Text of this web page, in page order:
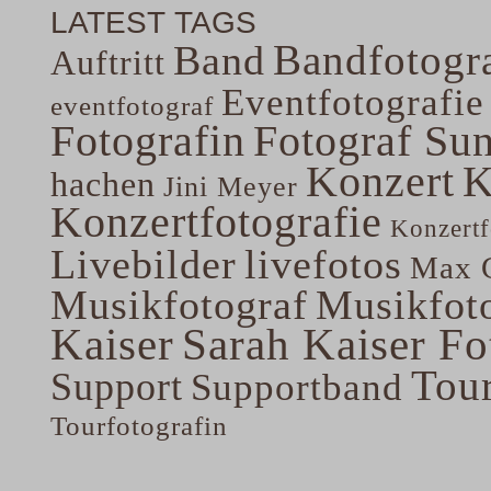
LATEST TAGS
Auftritt Band
eventfotograf Eventfotografie
Fotografin Fotograf
hachen Jini Meyer Konzert
Konzertfotografie
Livebilderlivefotos Max
Musikfotograf
Kaiser Sarah Kaiser
Support Supportband
Tourfotografin